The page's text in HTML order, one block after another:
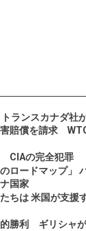
ランスカナダ社
賠償を請求
CIAの完全犯罪
ロードマップ」
国家
ちは 米国が支援
勝利 ギリシャ